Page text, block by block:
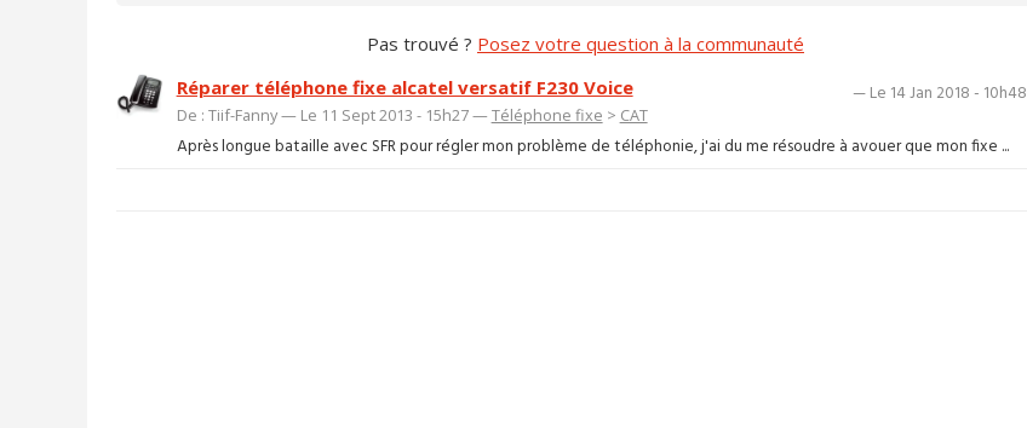
Pas trouvé ? Posez votre question à la communauté
— Le 14 Jan 2018 - 10h48
Réparer téléphone fixe alcatel versatif F230 Voice
De : Tiif-Fanny — Le 11 Sept 2013 - 15h27 —Téléphone fixe > CAT
Après longue bataille avec SFR pour régler mon problème de téléphonie, j'ai du me résoudre à avouer que mon fixe ...